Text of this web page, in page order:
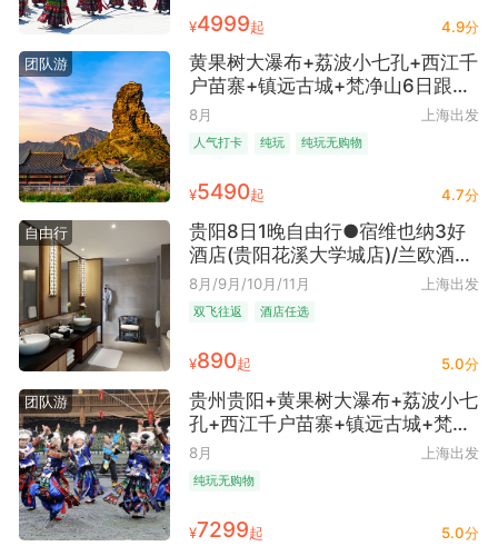
¥4999起 4.9分
团队游
黄果树大瀑布+荔波小七孔+西江千
户苗寨+镇远古城+梵净山6日跟团
游 ● 24人纯玩团丨2+1空调旅游车
+3晚携程四钻酒店+1晚铜仁地区
酒店或民宿+1晚西江特色客栈 二上
西江观景台｜苗家盛宴 荔波簸箕宴
西江高山流水长桌宴
8月 上海出发
人气打卡 纯玩 纯玩无购物
¥5490起 4.7分
自由行
贵阳8日1晚自由行●宿维也纳3好
酒店(贵阳花溪大学城店)/兰欧酒店
(贵阳花溪区美的国宾府大学城店)
可选（贵阳往返+爽爽贵阳+避暑之
都）
8月/9月/10月/11月 上海出发
双飞往返 酒店任选
¥890起 5.0分
团队游
贵州贵阳+黄果树大瀑布+荔波小七
孔+西江千户苗寨+镇远古城+梵净
山+贵阳6日跟团游 ● 一单一团 2
人至6人独立精致团 享4人起每位
立减400元 纯玩无购物+4晚网评4
钻住宿+1晚西江苗寨客栈住宿+体
验当地风情+赠送西江旅拍代金券
8月 上海出发
纯玩无购物
¥7299起 5.0分